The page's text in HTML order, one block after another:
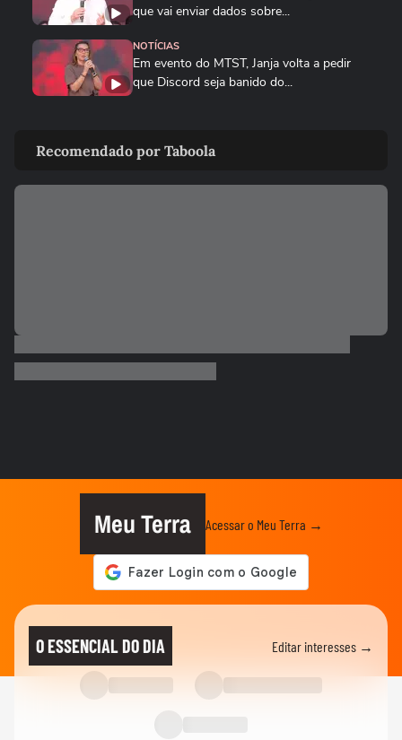
que vai enviar dados sobre...
NOTÍCIAS
Em evento do MTST, Janja volta a pedir
que Discord seja banido do...
quatro mortos no Rio de...
CIDADES
ao tentar embarcar em...
Ventos fortes atingem Santos e Defesa
Civil alerta para ressaca e...
Secretária escolar pula janela e salva
estudante engasgado em Teresina
Com ventania, Rio recomenda que
população retorne para casa e...
Recomendado por Taboola
Meu Terra Acessar o Meu Terra →
O ESSENCIAL DO DIA Editar interesses →